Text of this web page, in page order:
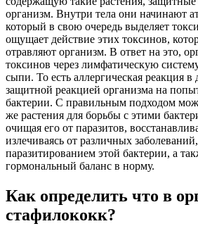
организм. Внутри тела они начинают
который в свою очередь выделяет
ощущает действие этих токсинов,
отравляют организм. В ответ на это,
токсинов через лимфатическую
сыпи. То есть аллергическая реакция в
защитной реакцией организма на
бактерии. С правильным подходом
же растения для борьбы с этими
очищая его от паразитов,
излечиваясь от различных
паразитированием этой бактерии, а
гормональный баланс в норму.
Как определить что в
стафилококк?